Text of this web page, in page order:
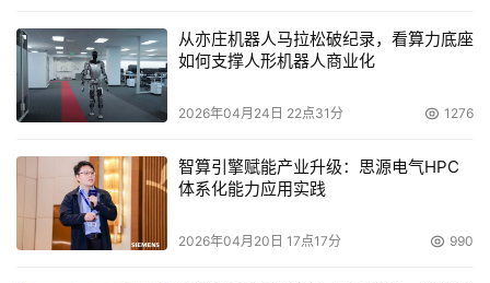
从亦庄机器人马拉松破纪录，看算力底座
如何支撑人形机器人商业化
2026年04月24日 22点31分 1276
智算引擎赋能产业升级：思源电气HPC
体系化能力应用实践
2026年04月20日 17点17分 990